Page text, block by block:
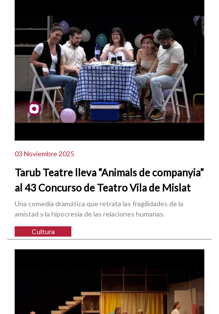
03 Noviembre 2025
Tarub Teatre lleva “Animals de companyia”
al 43 Concurso de Teatro Vila de Mislat
Una comedia dramática que retrata las fragilidades de la
amistad y la hipocresía de las relaciones humanas.
Cultura